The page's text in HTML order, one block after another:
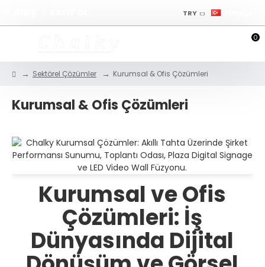
TRY
0
Sektörel Çözümler Kurumsal & Ofis Çözümleri
Kurumsal & Ofis Çözümleri
Kurumsal ve Ofis
Çözümleri: İş
Dünyasında Dijital